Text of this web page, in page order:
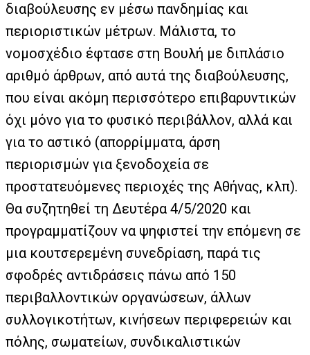
διαβούλευσης εν μέσω πανδημίας και
περιοριστικών μέτρων. Μάλιστα, το
νομοσχέδιο έφτασε στη Βουλή με διπλάσιο
αριθμό άρθρων, από αυτά της διαβούλευσης,
που είναι ακόμη περισσότερο επιβαρυντικών
όχι μόνο για το φυσικό περιβάλλον, αλλά και
για το αστικό (απορρίμματα, άρση
περιορισμών για ξενοδοχεία σε
προστατευόμενες περιοχές της Αθήνας, κλπ).
Θα συζητηθεί τη Δευτέρα 4/5/2020 και
προγραμματίζουν να ψηφιστεί την επόμενη σε
μια κουτσερεμένη συνεδρίαση, παρά τις
σφοδρές αντιδράσεις πάνω από 150
περιβαλλοντικών οργανώσεων, άλλων
συλλογικοτήτων, κινήσεων περιφερειών και
πόλης, σωματείων, συνδικαλιστικών